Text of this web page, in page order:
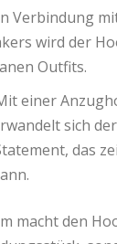
Verbindung
wird der
Outfits.
einer
sich
das
macht den